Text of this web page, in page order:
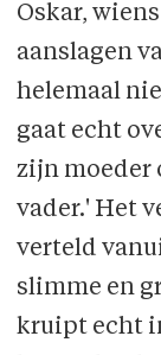
Oskar,
aanslagen
helemaal
gaat echt
zijn moeder
vader.' Het
verteld
slimme en
kruipt echt